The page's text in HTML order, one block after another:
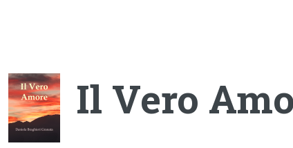
Il Vero